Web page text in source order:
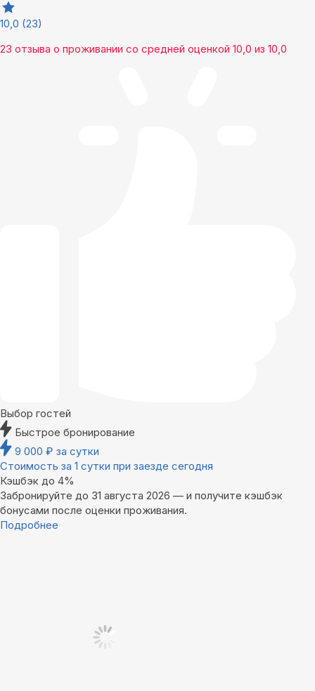
10,0 (23)
23 отзыва о проживании со средней оценкой 10,0 из 10,0
Выбор гостей
Быстрое бронирование
9 000 ₽ за сутки
Стоимость за 1 сутки при заезде сегодня
Кэшбэк до 4%
Забронируйте до 31 августа 2026 — и получите кэшбэк
бонусами после оценки проживания.
Подробнее